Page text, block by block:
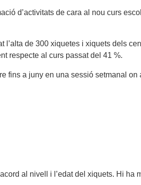
d’activitats de cara al nou curs
de 300 xiquetes i xiquets dels
respecte al curs passat del 41 %.
fins a juny en una sessió setmanal
al nivell i l’edat del xiquets. Hi ha